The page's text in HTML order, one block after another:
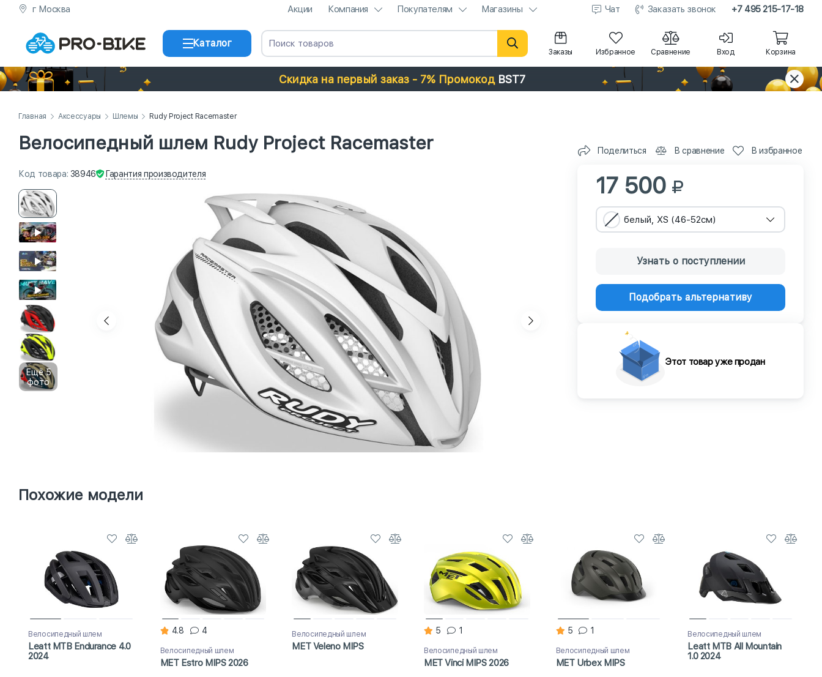
г Москва Акции Компания Покупателям Магазины Чат Заказать звонок +7 495 215-17-18
Каталог
Заказы Избранное Сравнение Вход Корзина
Скидка на первый заказ - 7% Промокод BST7
Главная Аксессуары Шлемы Rudy Project Racemaster
Велосипедный шлем Rudy Project Racemaster Поделиться В сравнение В избранное
Код товара: 38946 Гарантия производителя
Ещё 5
фото
17 500
белый, XS (46-52см)
Узнать о поступлении
Подобрать альтернативу
Этот товар уже продан
Похожие модели
Велосипедный шлем
Leatt MTB Endurance 4.0
2024
4.8 4
Велосипедный шлем
MET Estro MIPS 2026
Велосипедный шлем
MET Veleno MIPS
5 1
Велосипедный шлем
MET Vinci MIPS 2026
5 1
Велосипедный шлем
MET Urbex MIPS
Велосипедный шлем
Leatt MTB All Mountain
1.0 2024